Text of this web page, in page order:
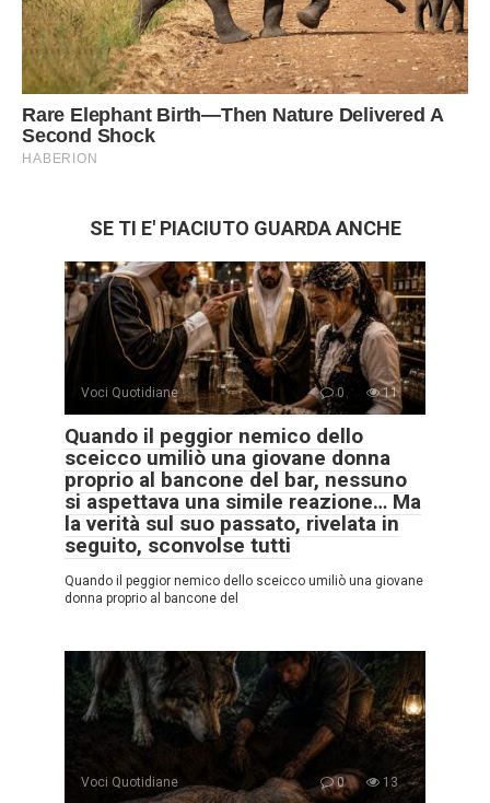
SE TI E' PIACIUTO GUARDA ANCHE
Voci Quotidiane 0 11
Quando il peggior nemico dello
sceicco umiliò una giovane donna
proprio al bancone del bar, nessuno
si aspettava una simile reazione… Ma
la verità sul suo passato, rivelata in
seguito, sconvolse tutti
Quando il peggior nemico dello sceicco umiliò una giovane
donna proprio al bancone del
Voci Quotidiane 0 13